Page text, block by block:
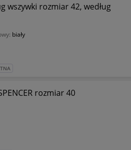
wszywki rozmiar 42, według
biały
rozmiar 40